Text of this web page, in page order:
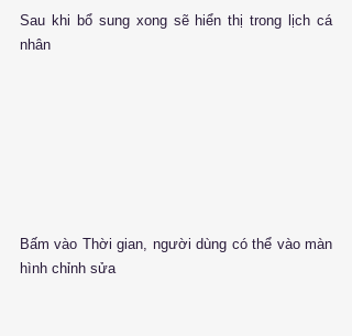
Sau khi bổ sung xong sẽ hiển thị trong lịch cá
nhân
Bấm vào Thời gian, người dùng có thể vào màn
hình chỉnh sửa